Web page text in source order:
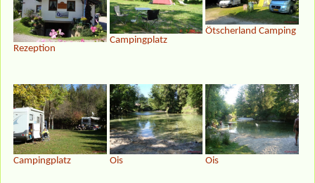
Rezeption
Campingplatz
Ötscherland Camping
Campingplatz Ois Ois